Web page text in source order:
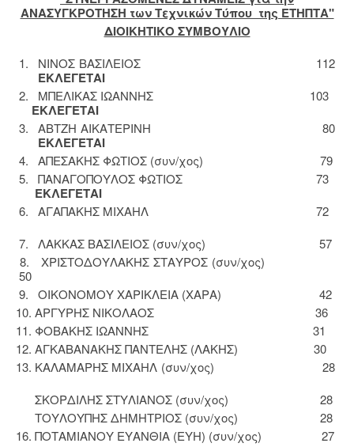
ΑΝΑΣΥΓΚΡΟΤΗΣΗ των Τεχνικών Τύπου της ΕΤΗΠΤΑ"
ΔΙΟΙΚΗΤΙΚΟ ΣΥΜΒΟΥΛΙΟ
1. ΝΙΝΟΣ ΒΑΣΙΛΕΙΟΣ 112
ΕΚΛΕΓΕΤΑΙ
2. ΜΠΕΛΙΚΑΣ ΙΩΑΝΝΗΣ 103
ΕΚΛΕΓΕΤΑΙ
3. ΑΒΤΖΗ ΑΙΚΑΤΕΡΙΝΗ 80
ΕΚΛΕΓΕΤΑΙ
4. ΑΠΕΣΑΚΗΣ ΦΩΤΙΟΣ (συν/χος) 79
5. ΠΑΝΑΓΟΠΟΥΛΟΣ ΦΩΤΙΟΣ 73
ΕΚΛΕΓΕΤΑΙ
6. ΑΓΑΠΑΚΗΣ ΜΙΧΑΗΛ 72
7. ΛΑΚΚΑΣ ΒΑΣΙΛΕΙΟΣ (συν/χος) 57
8. ΧΡΙΣΤΟΔΟΥΛΑΚΗΣ ΣΤΑΥΡΟΣ (συν/χος)
50
9. ΟΙΚΟΝΟΜΟΥ ΧΑΡΙΚΛΕΙΑ (ΧΑΡΑ) 42
10. ΑΡΓΥΡΗΣ ΝΙΚΟΛΑΟΣ 36
11. ΦΟΒΑΚΗΣ ΙΩΑΝΝΗΣ 31
12. ΑΓΚΑΒΑΝΑΚΗΣ ΠΑΝΤΕΛΗΣ (ΛΑΚΗΣ) 30
13. ΚΑΛΑΜΑΡΗΣ ΜΙΧΑΗΛ (συν/χος) 28
ΣΚΟΡΔΙΛΗΣ ΣΤΥΛΙΑΝΟΣ (συν/χος) 28
ΤΟΥΛΟΥΠΗΣ ΔΗΜΗΤΡΙΟΣ (συν/χος) 28
16. ΠΟΤΑΜΙΑΝΟΥ ΕΥΑΝΘΙΑ (ΕΥΗ) (συν/χος) 27